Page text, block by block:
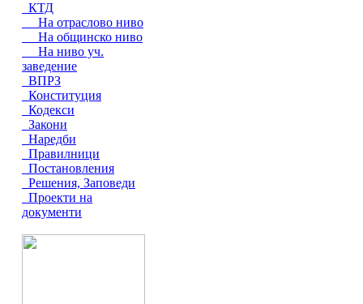
КТД
На отраслово ниво
На общинско ниво
На ниво уч.
заведение
ВПРЗ
Конституция
Кодекси
Закони
Наредби
Правилници
Постановления
Решения, Заповеди
Проекти на
документи